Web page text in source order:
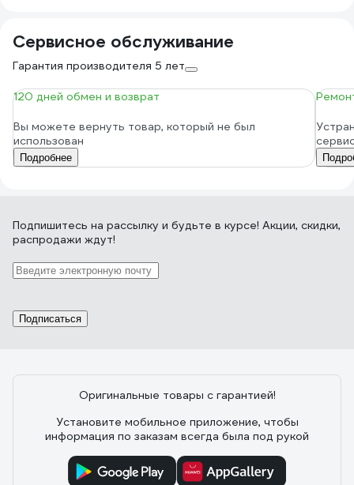
Сервисное обслуживание
Гарантия производителя 5 лет
120 дней обмен и возврат
Вы можете вернуть товар, который не был
использован
Подробнее
Подпишитесь на рассылку и будьте в курсе! Акции, скидки,
распродажи ждут!
Подписаться
Оригинальные товары с гарантией!
Установите мобильное приложение, чтобы
информация по заказам всегда была под рукой